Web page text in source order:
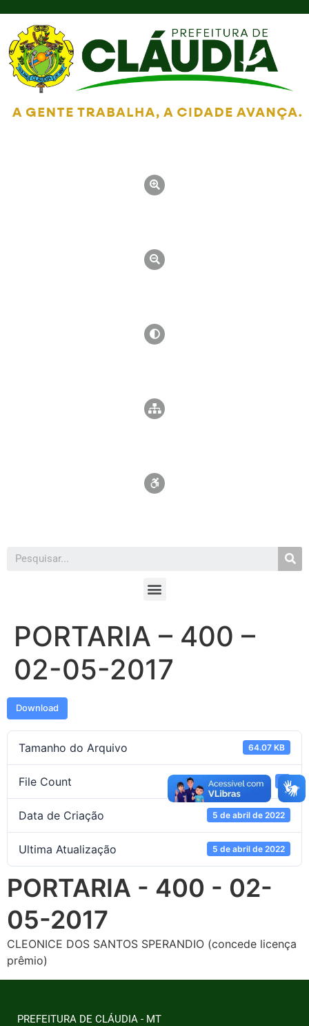
PORTARIA – 400 –
02-05-2017
Download
Tamanho do Arquivo 64.07 KB
File Count 1
Data de Criação 5 de abril de 2022
Ultima Atualização 5 de abril de 2022
PORTARIA - 400 - 02-
05-2017
CLEONICE DOS SANTOS SPERANDIO (concede licença
prêmio)
PREFEITURA DE CLÁUDIA - MT